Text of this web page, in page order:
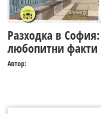
Разходка в
любопитни факти
Автор: